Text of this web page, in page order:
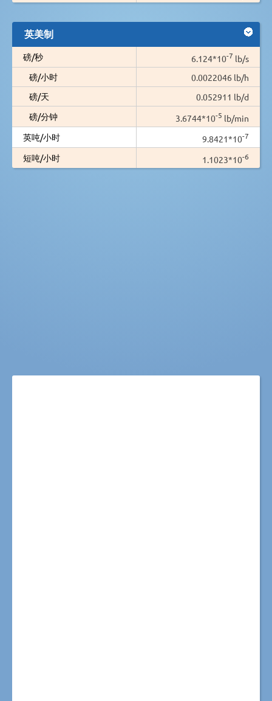
英美制
磅/秒 6.124*10-7 lb/s
磅/小时
0.0022046 lb/h
磅/天
0.052911 lb/d
磅/分钟
3.6744*10-5 lb/min
英吨/小时
9.8421*10-7
短吨/小时 1.1023*10-6